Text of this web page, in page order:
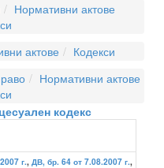
Нормативни актове
актове
Кодекси
Нормативни актове
кодекс
г., ДВ, бр. 64 от 7.08.2007 г.,